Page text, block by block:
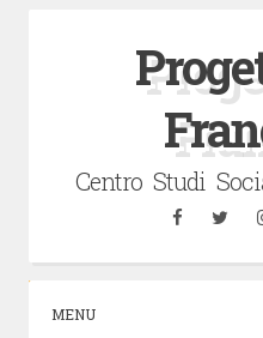
Centro Studi
Facebook
MENU